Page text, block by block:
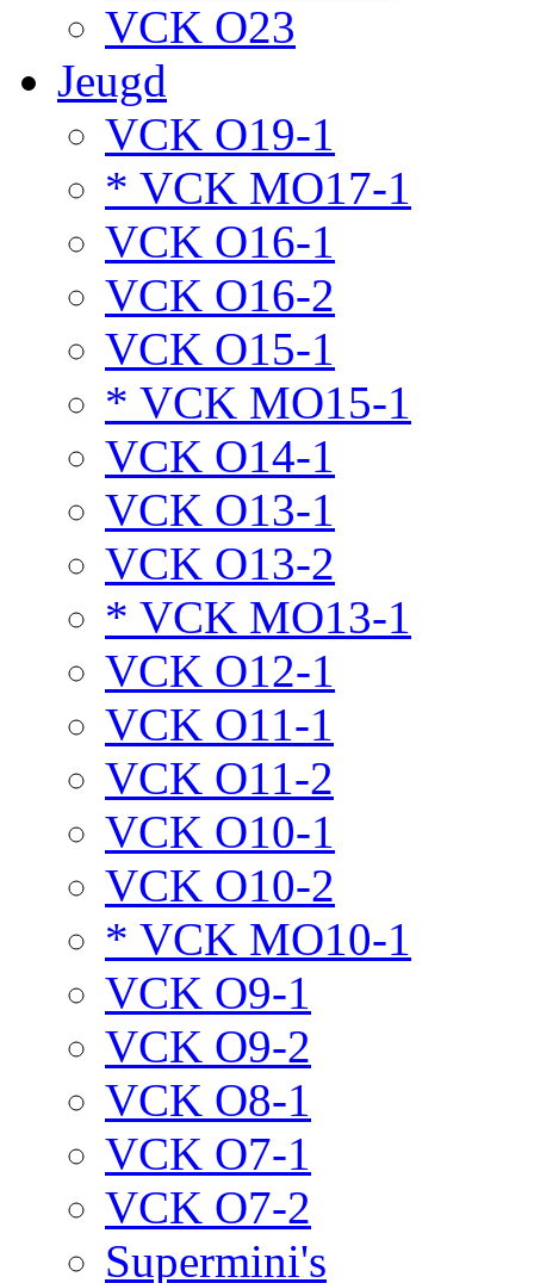
VCK O23
Jeugd
VCK O19-1
* VCK MO17-1
VCK O16-1
VCK O16-2
VCK O15-1
* VCK MO15-1
VCK O14-1
VCK O13-1
VCK O13-2
* VCK MO13-1
VCK O12-1
VCK O11-1
VCK O11-2
VCK O10-1
VCK O10-2
* VCK MO10-1
VCK O9-1
VCK O9-2
VCK O8-1
VCK O7-1
VCK O7-2
Supermini's